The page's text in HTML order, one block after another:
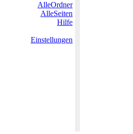
AlleOrdner
AlleSeiten
Hilfe
Einstellungen